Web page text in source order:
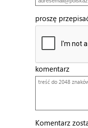
proszę
komentarz
Komentarz